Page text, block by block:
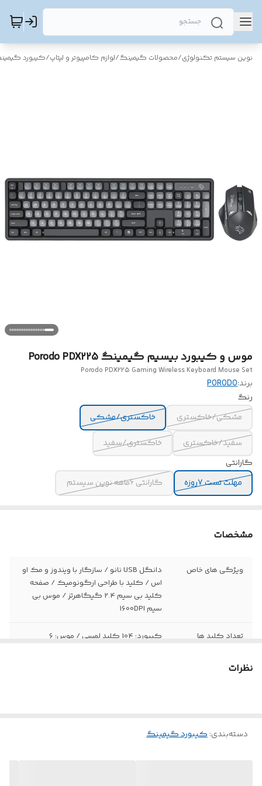
نوین سیستم تکنولوژی/محصولات گیمینگ/لوازم کامپیوتر و لپتاپ/کیبورد
موس و کیبورد بیسیم گیمینگ Porodo PDX225
Porodo PDX225 Gaming Wireless Keyboard Mouse Set
برند:PORODO
رنگ
مشکی/خاکستری
خاکستری/مشکی
سفید/خاکستری
خاکستری/سفید
گارانتی
مهلت تست 7روزه
گارانتی 6ماهه نوین سیستم
مشخصات
ویژگی های خاص
دانگل USB نانو / سازگار با ویندوز و مک او
اس / کلید با طراحی ارگونومیک / صفحه
کلید بی سیم 2.4 گیگاهرتز / موس بی
سیم 1600DPI
تعداد کلید ها کیبورد: 104 کلید لمسی / موس: 6
اتصال
نظرات
دسته‌بندی:کیبورد گیمینگ